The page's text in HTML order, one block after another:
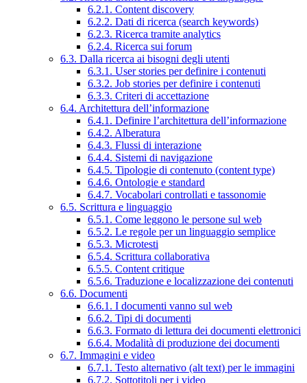
6.2.1. Content discovery
6.2.2. Dati di ricerca (search keywords)
6.2.3. Ricerca tramite analytics
6.2.4. Ricerca sui forum
6.3. Dalla ricerca ai bisogni degli utenti
6.3.1. User stories per definire i contenuti
6.3.2. Job stories per definire i contenuti
6.3.3. Criteri di accettazione
6.4. Architettura dell’informazione
6.4.1. Definire l’architettura dell’informazione
6.4.2. Alberatura
6.4.3. Flussi di interazione
6.4.4. Sistemi di navigazione
6.4.5. Tipologie di contenuto (content type)
6.4.6. Ontologie e standard
6.4.7. Vocabolari controllati e tassonomie
6.5. Scrittura e linguaggio
6.5.1. Come leggono le persone sul web
6.5.2. Le regole per un linguaggio semplice
6.5.3. Microtesti
6.5.4. Scrittura collaborativa
6.5.5. Content critique
6.5.6. Traduzione e localizzazione dei contenuti
6.6. Documenti
6.6.1. I documenti vanno sul web
6.6.2. Tipi di documenti
6.6.3. Formato di lettura dei documenti elettronici
6.6.4. Modalità di produzione dei documenti
6.7. Immagini e video
6.7.1. Testo alternativo (alt text) per le immagini
6.7.2. Sottotitoli per i video